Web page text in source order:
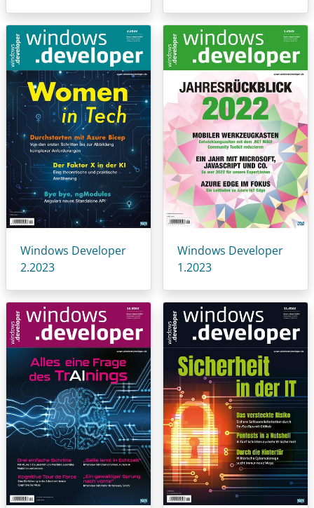
Windows Developer
2.2023
Windows Developer
1.2023